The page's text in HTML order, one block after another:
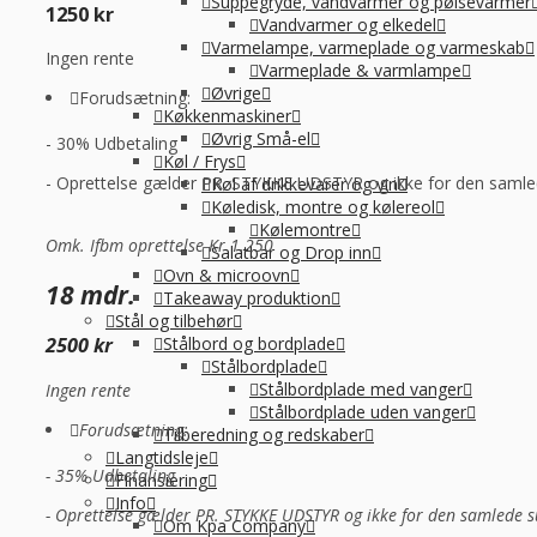
Vandvarmer og elkedel
Varmelampe, varmeplade og varmeskab
Varmeplade & varmlampe
Øvrige
Køkkenmaskiner
Øvrig Små-el
Køl / Frys
Køl af drikkevarer og vin
Køledisk, montre og kølereol
Kølemontre
Salatbar og Drop inn
Ovn & microovn
Takeaway produktion
Stål og tilbehør
Stålbord og bordplade
Stålbordplade
Stålbordplade med vanger
Stålbordplade uden vanger
Tilberedning og redskaber
Langtidsleje
Finansiering
Info
Om Kpa Company
1250 kr
Ingen rente
Forudsætning:
- 30% Udbetaling
- Oprettelse gælder PR. STYKKE UDSTYR og ikke for den
Omk. Ifbm oprettelse Kr 1.250
18 mdr.
2500 kr
Ingen rente
Forudsætning:
- 35% Udbetaling
- Oprettelse gælder PR. STYKKE UDSTYR og ikke for den samlede